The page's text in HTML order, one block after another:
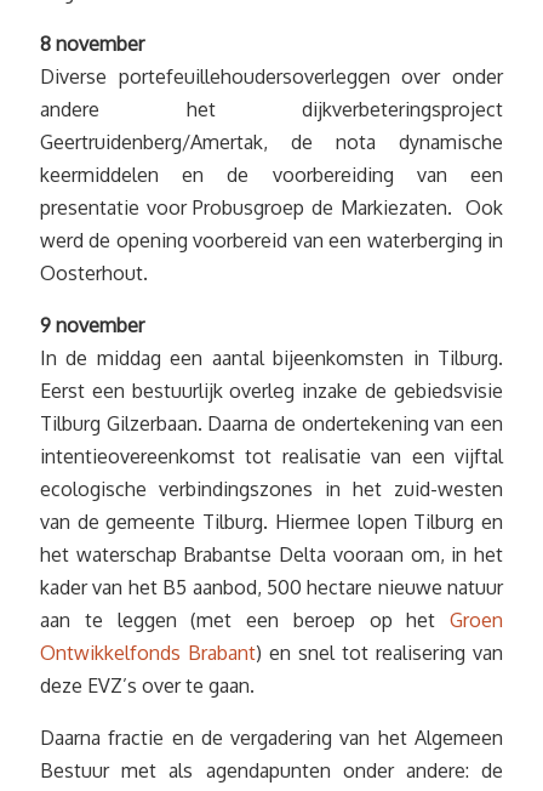
8 november
Diverse portefeuillehoudersoverleggen over onder
andere het dijkverbeteringsproject
Geertruidenberg/Amertak, de nota dynamische
keermiddelen en de voorbereiding van een
presentatie voor Probusgroep de Markiezaten. Ook
werd de opening voorbereid van een waterberging in
Oosterhout.
9 november
In de middag een aantal bijeenkomsten in Tilburg.
Eerst een bestuurlijk overleg inzake de gebiedsvisie
Tilburg Gilzerbaan. Daarna de ondertekening van een
intentieovereenkomst tot realisatie van een vijftal
ecologische verbindingszones in het zuid-westen
van de gemeente Tilburg. Hiermee lopen Tilburg en
het waterschap Brabantse Delta vooraan om, in het
kader van het B5 aanbod, 500 hectare nieuwe natuur
aan te leggen (met een beroep op het Groen
Ontwikkelfonds Brabant) en snel tot realisering van
deze EVZ’s over te gaan.
Daarna fractie en de vergadering van het Algemeen
Bestuur met als agendapunten onder andere: de